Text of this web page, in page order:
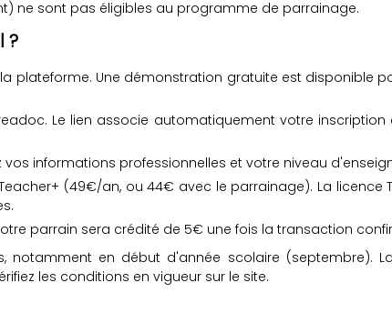
ne sont pas éligibles au programme de parrainage.
?
plateforme. Une démonstration gratuite est disponible
Le lien associe automatiquement votre
informations professionnelles et votre niveau
(49€/an, ou 44€ avec le parrainage). La licence
parrain sera crédité de 5€ une fois la transaction
notamment en début d'année scolaire (septembre).
les conditions en vigueur sur le site.